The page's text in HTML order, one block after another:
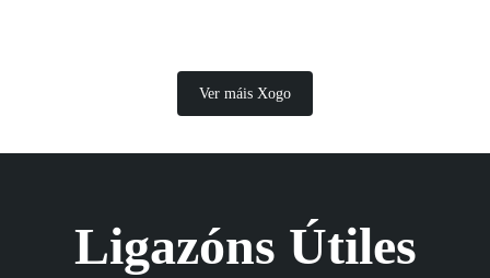
Ver máis Xogo
Ligazóns Útiles